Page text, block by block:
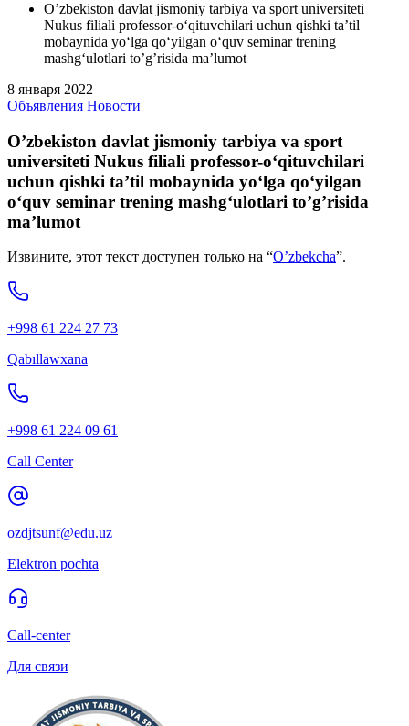
O’zbekiston davlat jismoniy tarbiya va sport universiteti
Nukus filiali professor-o‘qituvchilari uchun qishki ta’til
mobaynida yo‘lga qo‘yilgan o‘quv seminar trening
mashg‘ulotlari to’g’risida ma’lumot
8 января 2022
Объявления Новости
O’zbekiston davlat jismoniy tarbiya va sport
universiteti Nukus filiali professor-o‘qituvchilari
uchun qishki ta’til mobaynida yo‘lga qo‘yilgan
o‘quv seminar trening mashg‘ulotlari to’g’risida
ma’lumot
Извините, этот текст доступен только на “O’zbekcha”.
+998 61 224 27 73
Qabıllawxana
+998 61 224 09 61
Call Center
ozdjtsunf@edu.uz
Elektron pochta
Call-center
Для связи